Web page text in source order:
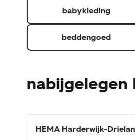
babykleding
beddengoed
nabijgelegen
HEMA Harderwijk-